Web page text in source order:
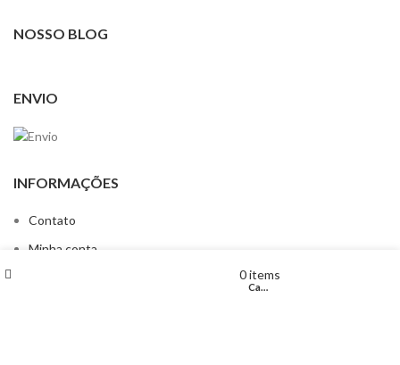
NOSSO BLOG
ENVIO
INFORMAÇÕES
Contato
Minha conta
0items